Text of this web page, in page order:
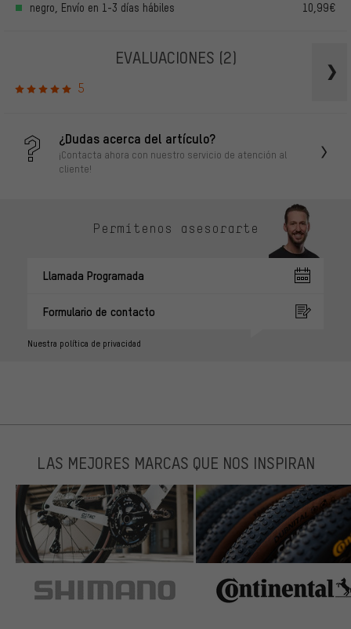
negro, Envío en 1-3 días hábiles 10,99€
EVALUACIONES (2)
5
¿Dudas acerca del artículo?
¡Contacta ahora con nuestro servicio de atención al
cliente!
Permítenos asesorarte
Llamada Programada
Formulario de contacto
Nuestra política de privacidad
LAS MEJORES MARCAS QUE NOS INSPIRAN